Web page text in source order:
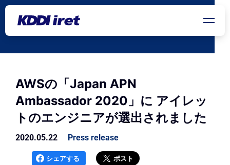
メインコンテンツにスキップ
AWSの「Japan APN
Ambassador 2020」に アイレッ
トのエンジニアが選出されました
2020.05.22 Press release
シェアする ポスト